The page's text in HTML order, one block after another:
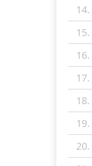
14.
15.
16.
17.
18.
19.
20.